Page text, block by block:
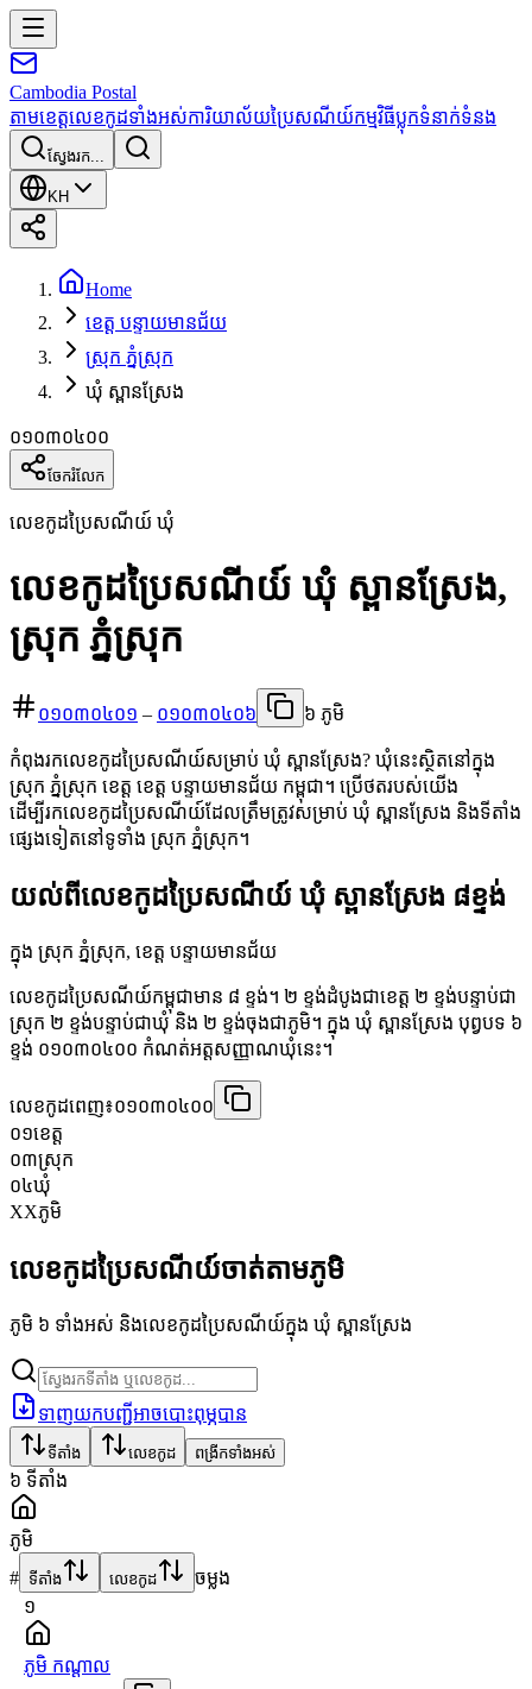
Cambodia Postal
តាមខេត្តលេខកូដទាំងអស់ការិយាល័យប្រៃសណីយ៍កម្មវិធីប្លុកទំនាក់ទំនង
ស្វែងរក...
KH
Home
ខេត្ត បន្ទាយមានជ័យ
ស្រុក ភ្នំស្រុក
ឃុំ ស្ពានស្រែង
០១០៣០៤០០
ចែករំលែក
លេខកូដប្រៃសណីយ៍ ឃុំ
លេខកូដប្រៃសណីយ៍ ឃុំ ស្ពានស្រែង,
ស្រុក ភ្នំស្រុក
០១០៣០៤០១ – ០១០៣០៤០៦ ៦ ភូមិ
កំពុងរកលេខកូដប្រៃសណីយ៍សម្រាប់ ឃុំ ស្ពានស្រែង? ឃុំនេះស្ថិតនៅក្នុង
ស្រុក ភ្នំស្រុក ខេត្ត ខេត្ត បន្ទាយមានជ័យ កម្ពុជា។ ប្រើថតរបស់យើង
ដើម្បីរកលេខកូដប្រៃសណីយ៍ដែលត្រឹមត្រូវសម្រាប់ ឃុំ ស្ពានស្រែង និងទីតាំង
ផ្សេងទៀតនៅទូទាំង ស្រុក ភ្នំស្រុក។
យល់ពីលេខកូដប្រៃសណីយ៍ ឃុំ ស្ពានស្រែង ៨ខ្ទង់
ក្នុង ស្រុក ភ្នំស្រុក, ខេត្ត បន្ទាយមានជ័យ
លេខកូដប្រៃសណីយ៍កម្ពុជាមាន ៨ ខ្ទង់។ ២ ខ្ទង់ដំបូងជាខេត្ត ២ ខ្ទង់បន្ទាប់ជា
ស្រុក ២ ខ្ទង់បន្ទាប់ជាឃុំ និង ២ ខ្ទង់ចុងជាភូមិ។ ក្នុង ឃុំ ស្ពានស្រែង បុព្វបទ ៦
ខ្ទង់ ០១០៣០៤០០ កំណត់អត្តសញ្ញាណឃុំនេះ។
លេខកូដពេញ៖០១០៣០៤០០
០១ខេត្ត
០៣ស្រុក
០៤ឃុំ
XXភូមិ
លេខកូដប្រៃសណីយ៍ចាត់តាមភូមិ
ភូមិ ៦ ទាំងអស់ និងលេខកូដប្រៃសណីយ៍ក្នុង ឃុំ ស្ពានស្រែង
ទាញយកបញ្ជីអាចបោះពុម្ភបាន
ទីតាំង លេខកូដ ពង្រីកទាំងអស់
៦ ទីតាំង
ភូមិ
# ទីតាំង លេខកូដ
ចម្លង
១
ភូមិ កណ្ដាល